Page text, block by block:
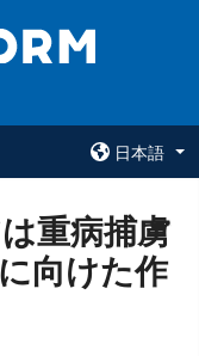
日本語
クルインフォ
重病捕虜
向けた作